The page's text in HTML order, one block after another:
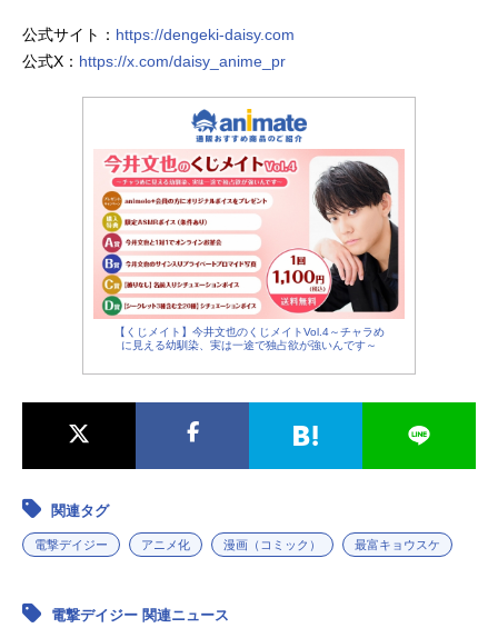
公式サイト： https://dengeki-daisy.com
公式X： https://x.com/daisy_anime_pr
【くじメイト】今井文也のくじメイトVol.4～チャラめ
に見える幼馴染、実は一途で独占欲が強いんです～
関連タグ
電撃デイジー アニメ化 漫画（コミック） 最富キョウスケ
電撃デイジー 関連ニュース